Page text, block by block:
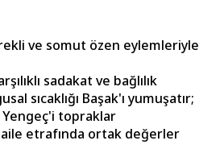
ve somut özen eylemleriyle
sadakat ve bağlılık
sıcaklığı Başak'ı yumuşatır;
Yengeç'i topraklar
aile etrafında ortak değerler